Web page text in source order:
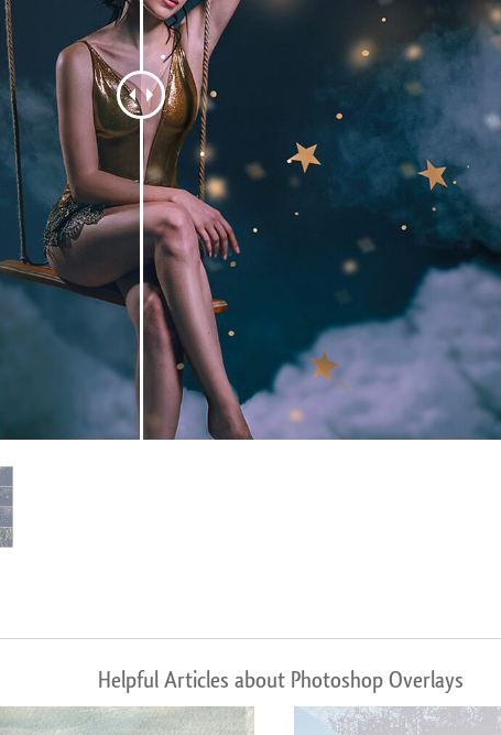
Produktfotoredigering Redigering av smykkefoto AI-
Helpful Articles about Photoshop Overlays